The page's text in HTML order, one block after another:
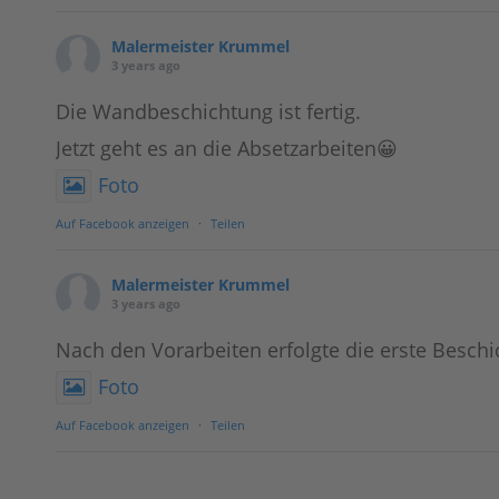
Malermeister Krummel
3 years ago
Die Wandbeschichtung ist fertig.
Jetzt geht es an die Absetzarbeiten😀
Foto
Auf Facebook anzeigen · Teilen
Malermeister Krummel
3 years ago
Nach den Vorarbeiten erfolgte die erste
Foto
Auf Facebook anzeigen · Teilen